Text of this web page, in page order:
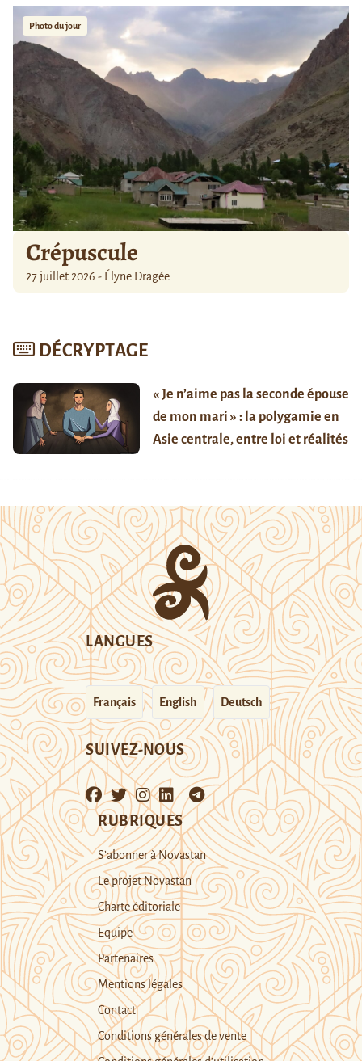
Photo du jour
Crépuscule
27 juillet 2026 - Élyne Dragée
DÉCRYPTAGE
« Je n’aime pas la seconde épouse
de mon mari » : la polygamie en
Asie centrale, entre loi et réalités
LANGUES
Français English Deutsch
SUIVEZ-NOUS
RUBRIQUES
S’abonner à Novastan
Le projet Novastan
Charte éditoriale
Equipe
Partenaires
Mentions légales
Contact
Conditions générales de vente